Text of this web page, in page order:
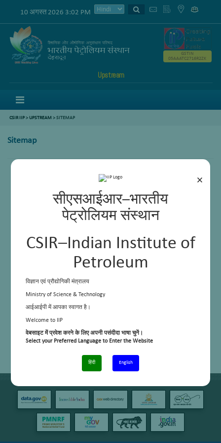
×
सीएसआईआर–भारतीय
पेट्रोलियम संस्थान
CSIR–Indian Institute of
Petroleum
विज्ञान एवं प्रौद्योगिकी मंत्रालय
Ministry of Science & Technology
आईआईपी में आपका स्वागत है।
Welcome to IIP
वेबसाइट में प्रवेश करने के लिए अपनी पसंदीदा भाषा चुनें।
Select your Preferred Language to Enter the Website
हिंदी English
10 अगस्त 2026 3:02 PM
Upstream
GSTIN
05AAATC2716R2ZK
CSIR IIP> UPSTREAM > SITEMAP
Sitemap